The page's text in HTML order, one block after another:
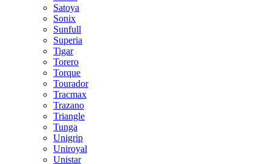
Satoya
Sonix
Sunfull
Superia
Tigar
Torero
Torque
Tourador
Tracmax
Trazano
Triangle
Tunga
Unigrip
Uniroyal
Unistar